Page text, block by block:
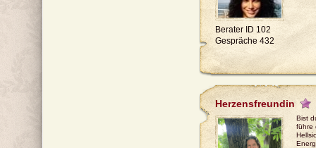
Berater ID 102
Gespräche 432
Herzensfreundin
Bist
führe